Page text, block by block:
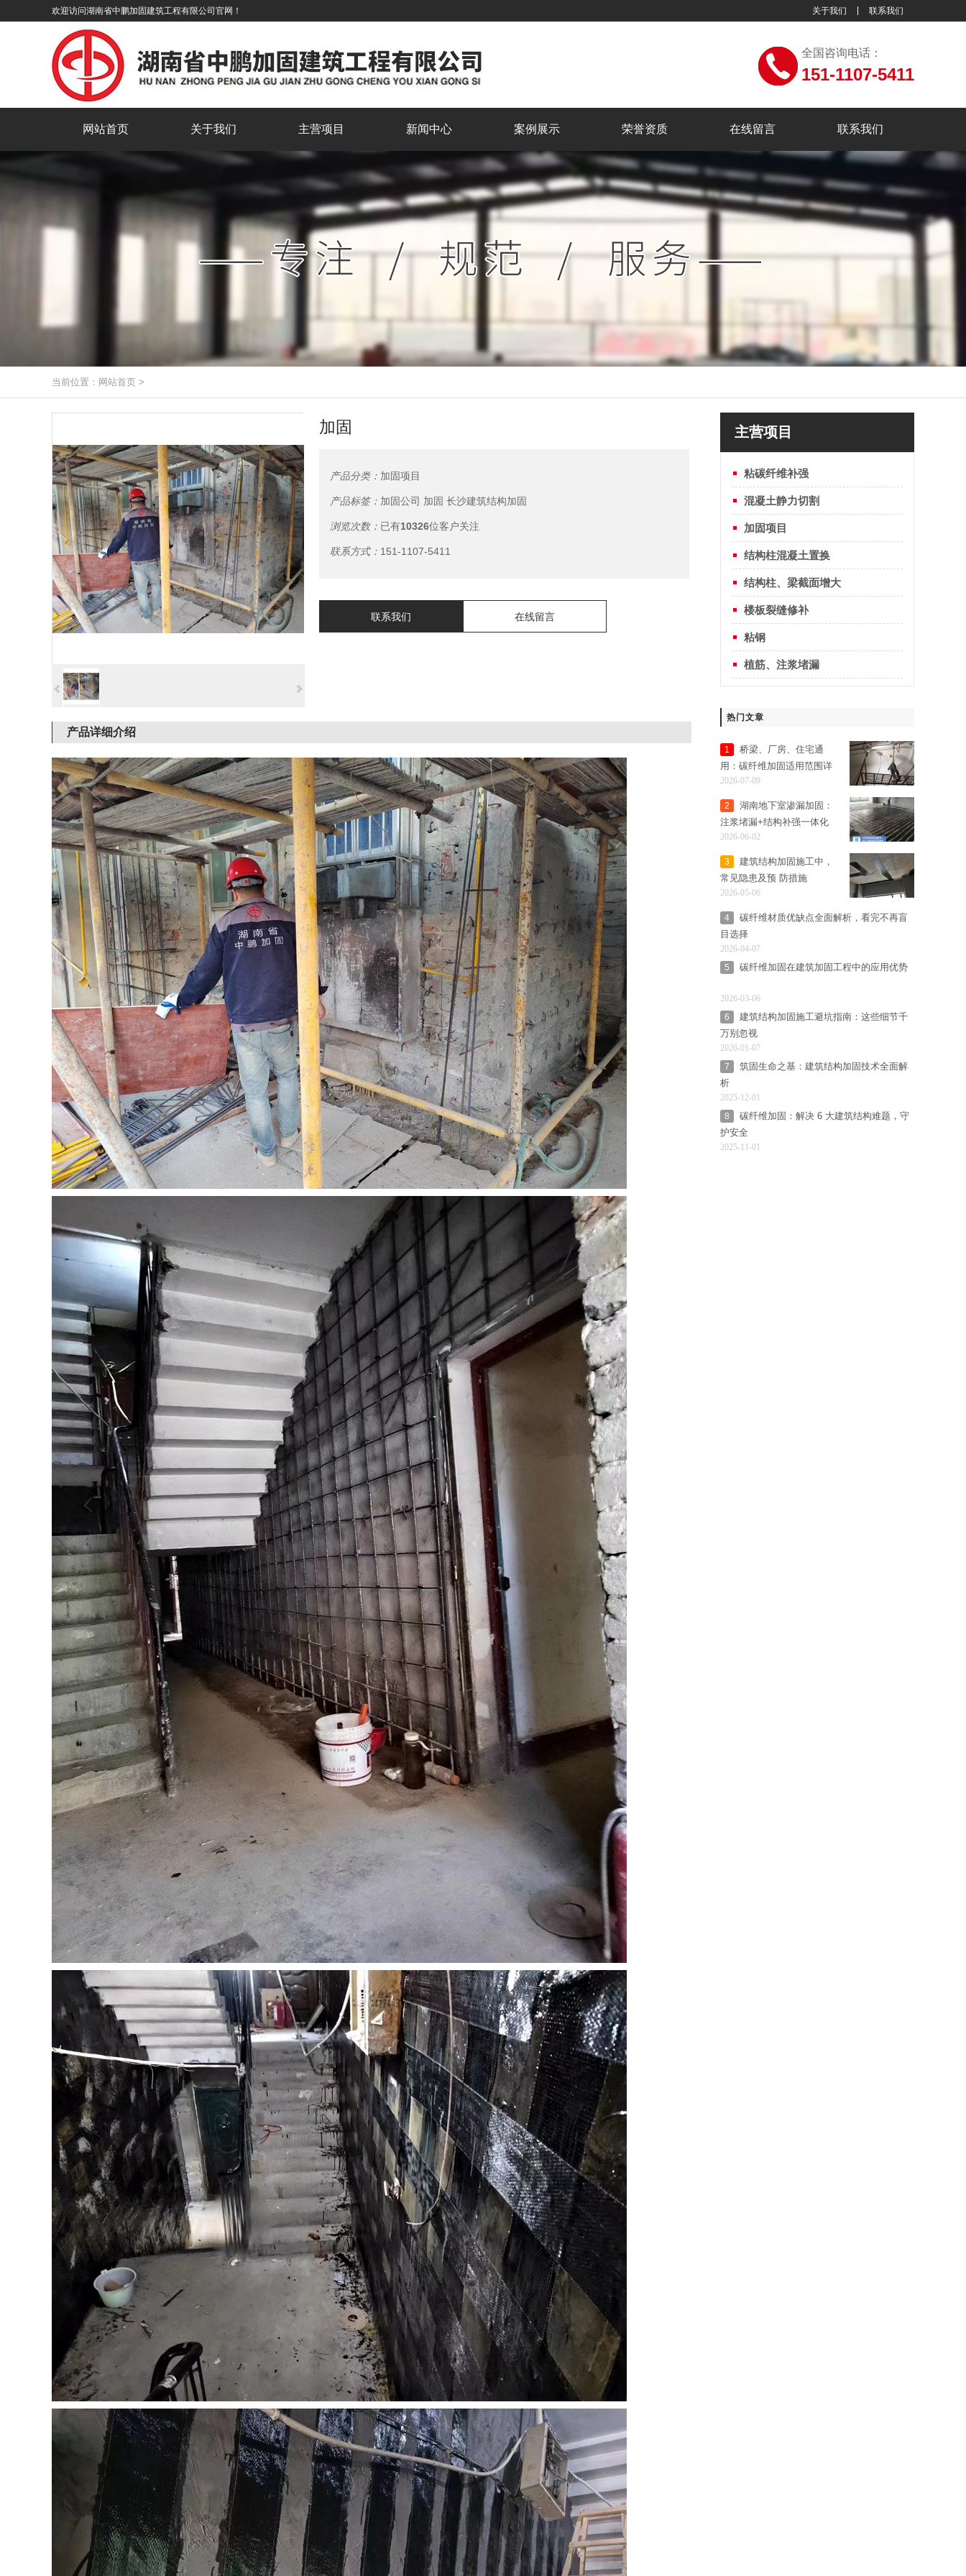
关于我们 联系我们
欢迎访问湖南省中鹏加固建筑工程有限公司官网！
全国咨询电话：
151-1107-5411
网站首页 关于我们 主营项目 新闻中心 案例展示 荣誉资质 在线留言 联系我们
当前位置： 网站首页 >
加固
产品分类： 加固项目
产品标签： 加固公司 加固 长沙建筑结构加固
浏览次数： 已有10326位客户关注
联系方式： 151-1107-5411
联系我们 在线留言
产品详细介绍
主营项目
粘碳纤维补强
混凝土静力切割
加固项目
结构柱混凝土置换
结构柱、梁截面增大
楼板裂缝修补
粘钢
植筋、注浆堵漏
热门文章
1
桥梁、厂房、住宅通
用：碳纤维加固适用范围详
细解析
2026-07-09
2
湖南地下室渗漏加固：
注浆堵漏+结构补强一体化
解决方案
2026-06-02
3
建筑结构加固施工中，
常见隐患及预 防措施
2026-05-06
4
碳纤维材质优缺点全面解析，看完不再盲
目选择
2026-04-07
5
碳纤维加固在建筑加固工程中的应用优势
2026-03-06
6
建筑结构加固施工避坑指南：这些细节千
万别忽视
2026-01-07
7
筑固生命之基：建筑结构加固技术全面解
析
2025-12-01
8
碳纤维加固：解决 6 大建筑结构难题，守
护安全
2025-11-01